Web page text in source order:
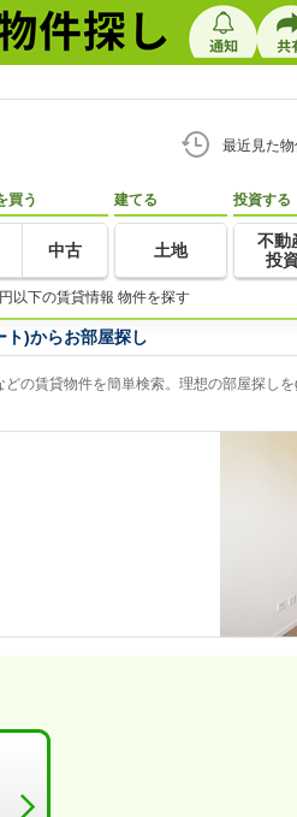
最近見た
買う
中古
建てる
土地
投資する
不動
投
以下の賃貸情報 物件を探す
ト)からお部屋探し
の賃貸物件を簡単検索。理想の部屋探し